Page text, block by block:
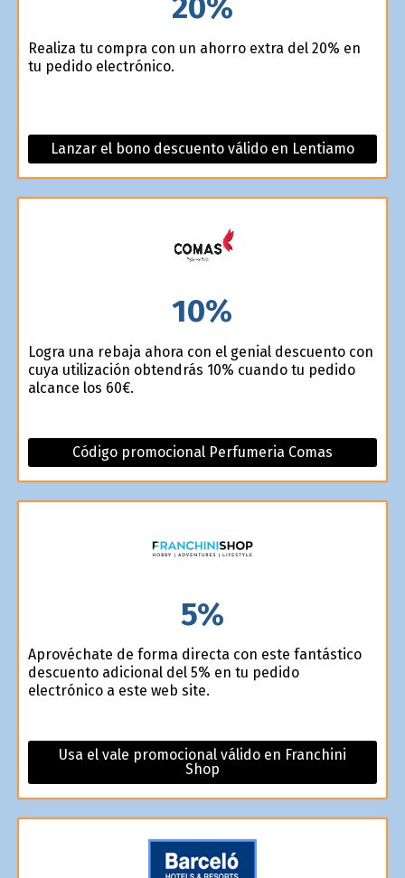
Realiza tu compra con un ahorro extra del 20% en
tu pedido electrónico.
Lanzar el bono descuento válido en Lentiamo
10%
Logra una rebaja ahora con el genial descuento con
cuya utilización obtendrás 10% cuando tu pedido
alcance los 60€.
Código promocional Perfumeria Comas
5%
Aprovéchate de forma directa con este fantástico
descuento adicional del 5% en tu pedido
electrónico a este web site.
Usa el vale promocional válido en Franchini
Shop